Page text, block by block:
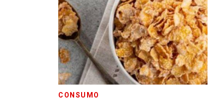
CONSUMO